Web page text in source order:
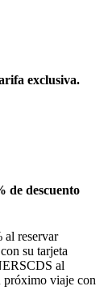
exclusiva.
de descuento
al reservar
su tarjeta
al
próximo viaje con